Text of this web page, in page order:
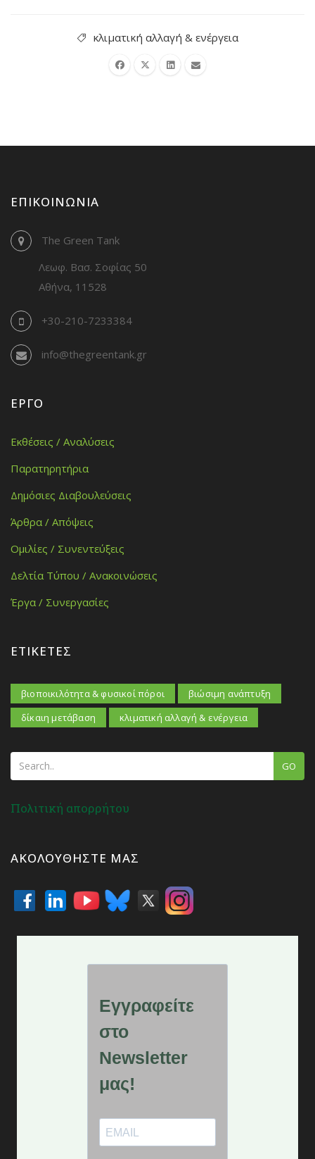
κλιματική αλλαγή & ενέργεια
ΕΠΙΚΟΙΝΩΝΊΑ
The Green Tank
Λεωφ. Βασ. Σοφίας 50
Αθήνα, 11528
+30-210-7233384
info@thegreentank.gr
ΈΡΓΟ
Εκθέσεις / Αναλύσεις
Παρατηρητήρια
Δημόσιες Διαβουλεύσεις
Άρθρα / Απόψεις
Ομιλίες / Συνεντεύξεις
Δελτία Τύπου / Ανακοινώσεις
Έργα / Συνεργασίες
ΕΤΙΚΈΤΕΣ
βιοποικιλότητα & φυσικοί πόροι
βιώσιμη ανάπτυξη
δίκαιη μετάβαση
κλιματική αλλαγή & ενέργεια
GO
Πολιτική απορρήτου
ΑΚΟΛΟΥΘΉΣΤΕ ΜΑΣ